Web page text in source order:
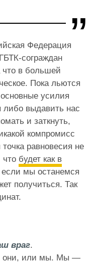
Федерация
сограждан
что в большей
Пока льются
усилия
либо выдавить нас
и заткнуть,
компромисс
равновесия не
что будет как в
мы останемся
получиться. Так
враг.
они, или мы. Мы —